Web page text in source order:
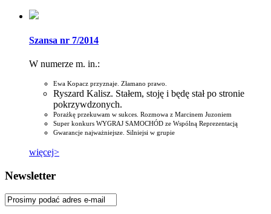
Szansa nr 7/2014
W numerze m. in.:
Ewa Kopacz przyznaje. Złamano prawo.
Ryszard Kalisz. Stałem, stoję i będę stał po stronie
pokrzywdzonych.
Porażkę przekuwam w sukces. Rozmowa z Marcinem Juzoniem
Super konkurs WYGRAJ SAMOCHÓD ze Wspólną Reprezentacją
Gwarancje najważniejsze. Silniejsi w grupie
więcej>
Newsletter